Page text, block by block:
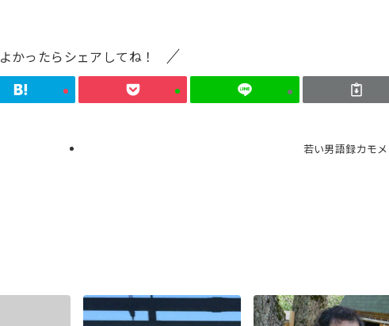
よかったらシェアしてね！
若い男語録カモメ